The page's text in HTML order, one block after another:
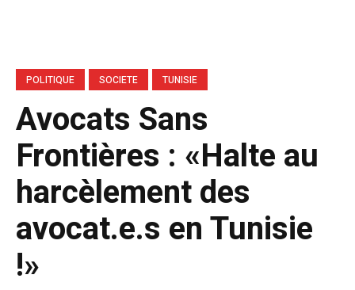
POLITIQUE SOCIETE TUNISIE
Avocats Sans
Frontières : «Halte au
harcèlement des
avocat.e.s en Tunisie
!»